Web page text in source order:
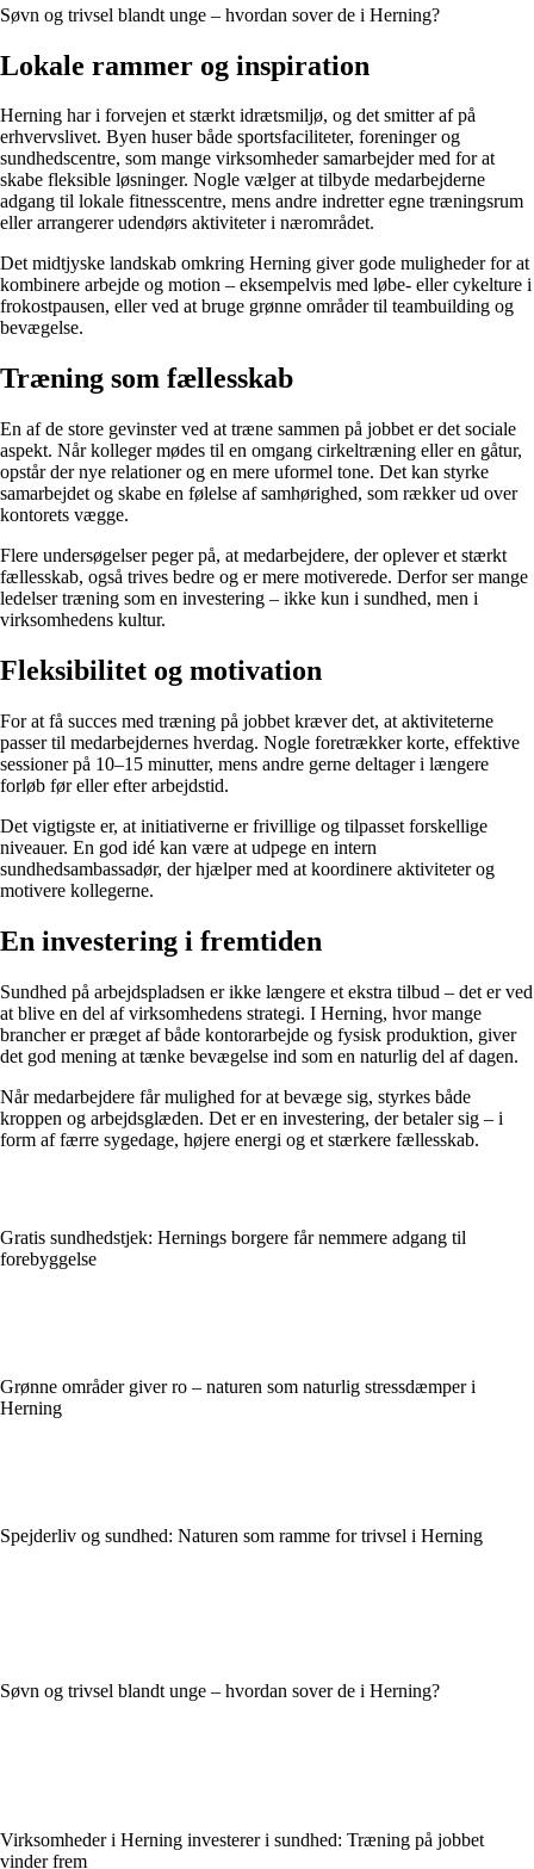
Søvn og trivsel blandt unge – hvordan sover de i Herning?
Lokale rammer og inspiration
Herning har i forvejen et stærkt idrætsmiljø, og det smitter af på
erhvervslivet. Byen huser både sportsfaciliteter, foreninger og
sundhedscentre, som mange virksomheder samarbejder med for at
skabe fleksible løsninger. Nogle vælger at tilbyde medarbejderne
adgang til lokale fitnesscentre, mens andre indretter egne træningsrum
eller arrangerer udendørs aktiviteter i nærområdet.
Det midtjyske landskab omkring Herning giver gode muligheder for at
kombinere arbejde og motion – eksempelvis med løbe- eller cykelture i
frokostpausen, eller ved at bruge grønne områder til teambuilding og
bevægelse.
Træning som fællesskab
En af de store gevinster ved at træne sammen på jobbet er det sociale
aspekt. Når kolleger mødes til en omgang cirkeltræning eller en gåtur,
opstår der nye relationer og en mere uformel tone. Det kan styrke
samarbejdet og skabe en følelse af samhørighed, som rækker ud over
kontorets vægge.
Flere undersøgelser peger på, at medarbejdere, der oplever et stærkt
fællesskab, også trives bedre og er mere motiverede. Derfor ser mange
ledelser træning som en investering – ikke kun i sundhed, men i
virksomhedens kultur.
Fleksibilitet og motivation
For at få succes med træning på jobbet kræver det, at aktiviteterne
passer til medarbejdernes hverdag. Nogle foretrækker korte, effektive
sessioner på 10–15 minutter, mens andre gerne deltager i længere
forløb før eller efter arbejdstid.
Det vigtigste er, at initiativerne er frivillige og tilpasset forskellige
niveauer. En god idé kan være at udpege en intern
sundhedsambassadør, der hjælper med at koordinere aktiviteter og
motivere kollegerne.
En investering i fremtiden
Sundhed på arbejdspladsen er ikke længere et ekstra tilbud – det er ved
at blive en del af virksomhedens strategi. I Herning, hvor mange
brancher er præget af både kontorarbejde og fysisk produktion, giver
det god mening at tænke bevægelse ind som en naturlig del af dagen.
Når medarbejdere får mulighed for at bevæge sig, styrkes både
kroppen og arbejdsglæden. Det er en investering, der betaler sig – i
form af færre sygedage, højere energi og et stærkere fællesskab.
Gratis sundhedstjek: Hernings borgere får nemmere adgang til
forebyggelse
Grønne områder giver ro – naturen som naturlig stressdæmper i
Herning
Spejderliv og sundhed: Naturen som ramme for trivsel i Herning
Søvn og trivsel blandt unge – hvordan sover de i Herning?
Virksomheder i Herning investerer i sundhed: Træning på jobbet
vinder frem